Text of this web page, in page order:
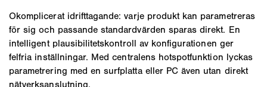
Okomplicerat idrifttagande: varje produkt kan parametreras
för sig och passande standardvärden sparas direkt. En
intelligent plausibilitetskontroll av konfigurationen ger
felfria inställningar. Med centralens hotspotfunktion lyckas
parametrering med en surfplatta eller PC även utan direkt
nätverksanslutning.